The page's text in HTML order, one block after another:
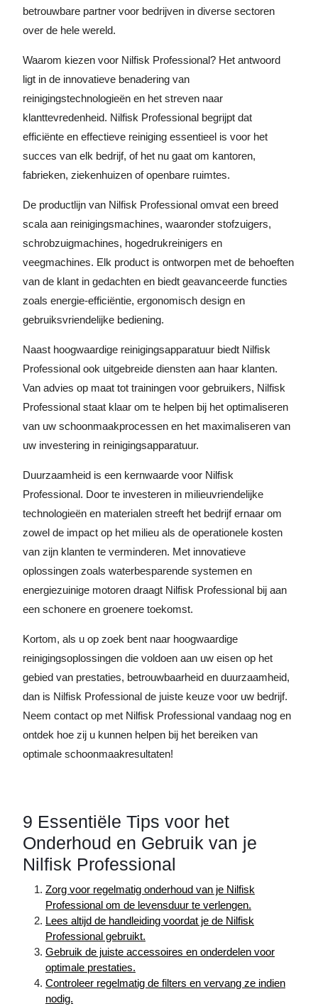
betrouwbare partner voor bedrijven in diverse sectoren
over de hele wereld.
Waarom kiezen voor Nilfisk Professional? Het antwoord
ligt in de innovatieve benadering van
reinigingstechnologieën en het streven naar
klanttevredenheid. Nilfisk Professional begrijpt dat
efficiënte en effectieve reiniging essentieel is voor het
succes van elk bedrijf, of het nu gaat om kantoren,
fabrieken, ziekenhuizen of openbare ruimtes.
De productlijn van Nilfisk Professional omvat een breed
scala aan reinigingsmachines, waaronder stofzuigers,
schrobzuigmachines, hogedrukreinigers en
veegmachines. Elk product is ontworpen met de behoeften
van de klant in gedachten en biedt geavanceerde functies
zoals energie-efficiëntie, ergonomisch design en
gebruiksvriendelijke bediening.
Naast hoogwaardige reinigingsapparatuur biedt Nilfisk
Professional ook uitgebreide diensten aan haar klanten.
Van advies op maat tot trainingen voor gebruikers, Nilfisk
Professional staat klaar om te helpen bij het optimaliseren
van uw schoonmaakprocessen en het maximaliseren van
uw investering in reinigingsapparatuur.
Duurzaamheid is een kernwaarde voor Nilfisk
Professional. Door te investeren in milieuvriendelijke
technologieën en materialen streeft het bedrijf ernaar om
zowel de impact op het milieu als de operationele kosten
van zijn klanten te verminderen. Met innovatieve
oplossingen zoals waterbesparende systemen en
energiezuinige motoren draagt Nilfisk Professional bij aan
een schonere en groenere toekomst.
Kortom, als u op zoek bent naar hoogwaardige
reinigingsoplossingen die voldoen aan uw eisen op het
gebied van prestaties, betrouwbaarheid en duurzaamheid,
dan is Nilfisk Professional de juiste keuze voor uw bedrijf.
Neem contact op met Nilfisk Professional vandaag nog en
ontdek hoe zij u kunnen helpen bij het bereiken van
optimale schoonmaakresultaten!
9 Essentiële Tips voor het
Onderhoud en Gebruik van je
Nilfisk Professional
Zorg voor regelmatig onderhoud van je Nilfisk
Professional om de levensduur te verlengen.
Lees altijd de handleiding voordat je de Nilfisk
Professional gebruikt.
Gebruik de juiste accessoires en onderdelen voor
optimale prestaties.
Controleer regelmatig de filters en vervang ze indien
nodig.